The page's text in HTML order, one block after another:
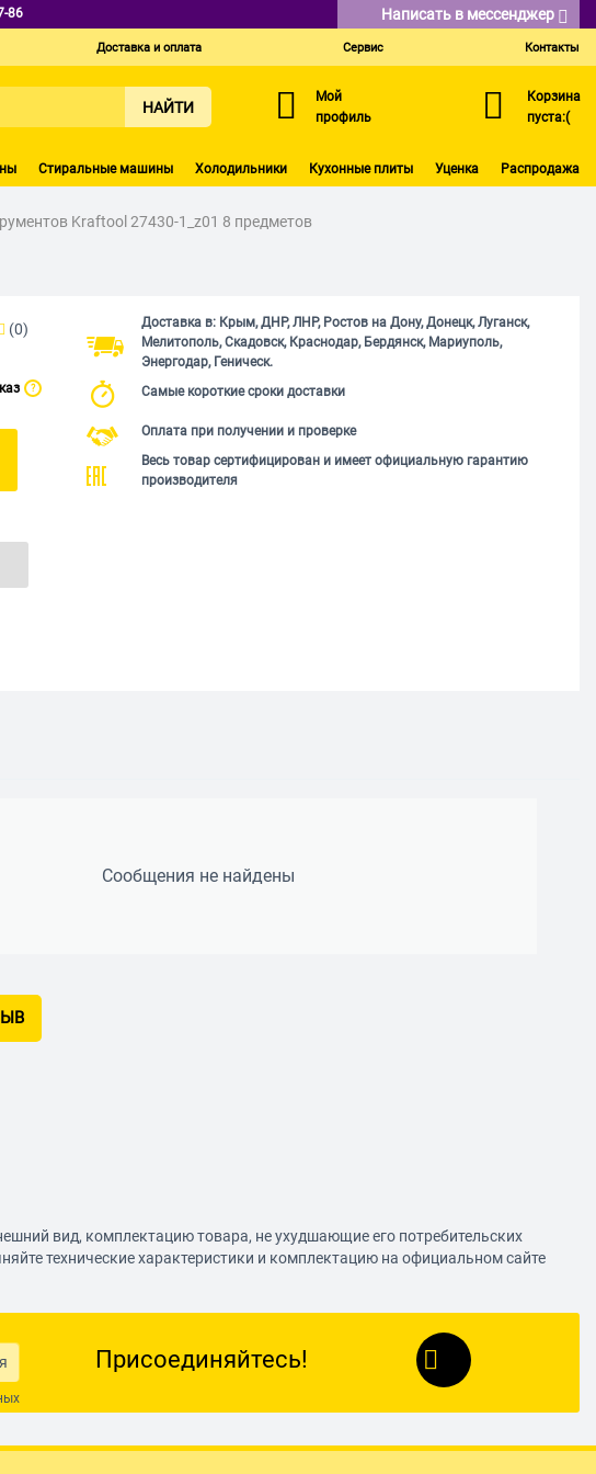
86 Написать в мессенджер
Доставка и оплата Сервис Контакты
НАЙТИ
Мой
профиль
Корзина
пуста:(
Стиральные машины Холодильники Кухонные плиты Уценка Распродажа
Kraftool 27430-1_z01 8 предметов
(0)
?
Доставка в: Крым, ДНР, ЛНР, Ростов на Дону, Донецк, Луганск,
Мелитополь, Скадовск, Краснодар, Бердянск, Мариуполь,
Энергодар, Геническ.
Самые короткие сроки доставки
Оплата при получении и проверке
Весь товар сертифицирован и имеет официальную гарантию
производителя
Сообщения не найдены
вид, комплектацию товара, не ухудшающие его потребительских
технические характеристики и комплектацию на официальном сайте
Присоединяйтесь!